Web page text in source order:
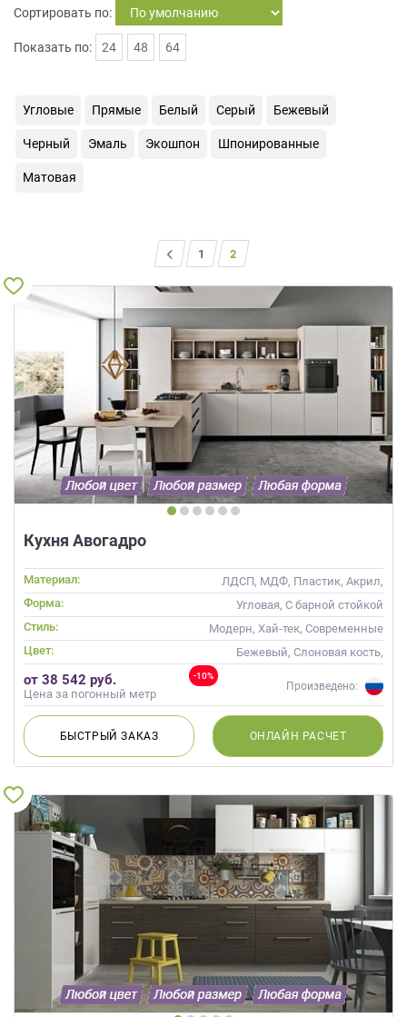
Сортировать по:
Показать по: 24 48 64
Угловые Прямые Белый Серый Бежевый
Черный Эмаль Экошпон Шпонированные
Матовая
1 2
Кухня Авогадро
Материал:
ЛДСП, МДФ, Пластик, Акрил,
Пленка, Эмаль, Шпон
Форма:
Угловая, С барной стойкой
Стиль:
Модерн, Хай-тек, Современные
Цвет:
Бежевый, Слоновая кость,
Кремовый, Коричневый,
Капучино
-10%
от 38 542 руб.
Цена за погонный метр
Произведено:
БЫСТРЫЙЗАКАЗ ОНЛАЙН РАСЧЕТ
на
персональных
также
персональных
порядке
Политики
обработки
персональных
данных.